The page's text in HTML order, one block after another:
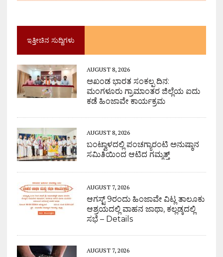
ಇತ್ತೀಚಿನ ಸುದ್ದಿಗಳು
AUGUST 8, 2026
ಅಖಂಡ ಭಾರತ ಸಂಕಲ್ಪ ದಿನ:
ಮಂಗಳೂರು ಗ್ರಾಮಾಂತರ ಜಿಲ್ಲೆಯ ಐದು
ಕಡೆ ಹಿಂಜಾವೇ ಕಾರ್ಯಕ್ರಮ
AUGUST 8, 2026
ಬಂಟ್ವಾಳದಲ್ಲಿ ಪಂಚಗ್ಯಾರಂಟಿ ಅನುಷ್ಠಾನ
ಸಮಿತಿಯಿಂದ ಆಟಿದ ಗಮ್ಮತ್ತ್
AUGUST 7, 2026
ಆಗಸ್ಟ್ 9ರಂದು ಹಿಂಜಾವೇ ವಿಟ್ಲ ತಾಲೂಕು
ಆಶ್ರಯದಲ್ಲಿ ವಾಹನ ಜಾಥಾ, ಕಲ್ಲಡ್ಕದಲ್ಲಿ
ಸಭೆ – Details
AUGUST 7, 2026